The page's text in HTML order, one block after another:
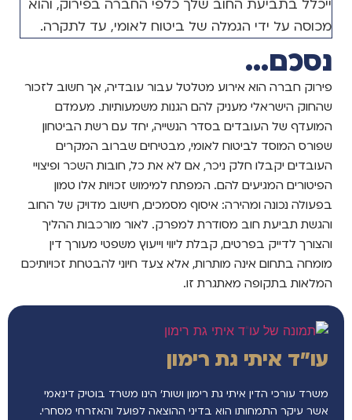
ייכלל בתביעת החוב שלך כלפי החברה בפירוק, והוא
מכוסה על ידי הגמלה של ביטוח לאומי, עד לתקרה.
נסכם...
פירוק חברה הוא אירוע מטלטל עבור עובדיה, אך חשוב לזכור
שהחוק הישראלי מעניק להם הגנות משמעותיות. מעמדם
המועדף של העובדים בסדר הנשייה, יחד עם רשת הביטחון
שפורס המוסד לביטוח לאומי, מבטיחים שברוב המקרים
העובדים יקבלו חלק ניכר, אם לא את כל, חובות השכר ופיצויי
הפיטורים המגיעים להם. המפתח למימוש זכויות אלו טמון
בפעולה נכונה ומהירה: איסוף מסמכים, חישוב מדויק של החוב
והגשת תביעת חוב מסודרת למפרק. לאור מורכבות ההליך
והצורך לדייק בפרטים, קבלת ליווי וייעוץ משפטי מעורך דין
מומחה בתחום אינה מותרות, אלא צעד חיוני להבטחת זכויותיכם
המלאות בתקופה מאתגרת זו.
עו"ד איתי גת רימון
משרד עורכי הדין איתי גת רימון ושות’ הינו משרד בוטיק דינאמי
אשר עיקר התמחותו הוא בדיני ההוצאה לפועל והאזרחי מסחרי.